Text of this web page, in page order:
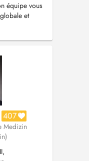
équipe vous
et
corps, au
qui
etc....
407
Medizin